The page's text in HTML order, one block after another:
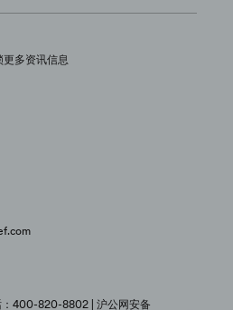
多资讯信息
400-820-8802 | 沪公网安备